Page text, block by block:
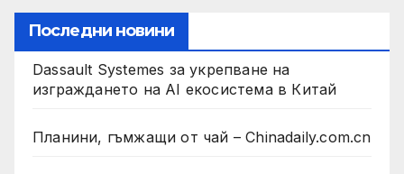
Последни новини
Dassault Systemes за укрепване на
изграждането на AI екосистема в Китай
Планини, гъмжащи от чай – Chinadaily.com.cn